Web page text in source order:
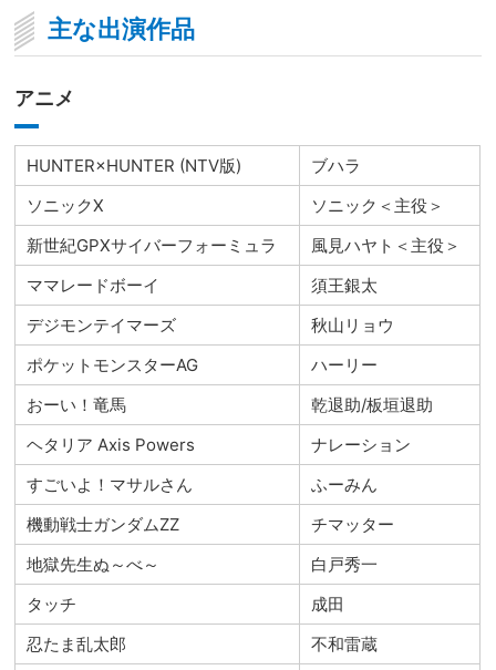
主な出演作品
アニメ
HUNTER×HUNTER (NTV版)
ブハラ
ソニックX
ソニック＜主役＞
新世紀GPXサイバーフォーミュラ
風見ハヤト＜主役＞
ママレードボーイ
須王銀太
デジモンテイマーズ
秋山リョウ
ポケットモンスターAG
ハーリー
おーい！竜馬
乾退助/板垣退助
ヘタリア Axis Powers
ナレーション
すごいよ！マサルさん
ふーみん
機動戦士ガンダムZZ
チマッター
地獄先生ぬ～べ～
白戸秀一
タッチ
成田
忍たま乱太郎
不和雷蔵